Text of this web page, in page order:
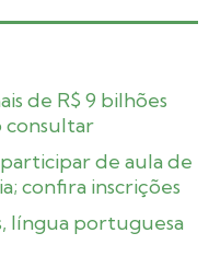
de R$ 9 bilhões
consultar
de aula de
confira inscrições
língua portuguesa